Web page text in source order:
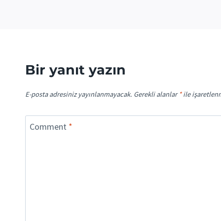
Bir yanıt yazın
E-posta adresiniz yayınlanmayacak. Gerekli alanlar *ile
Comment *